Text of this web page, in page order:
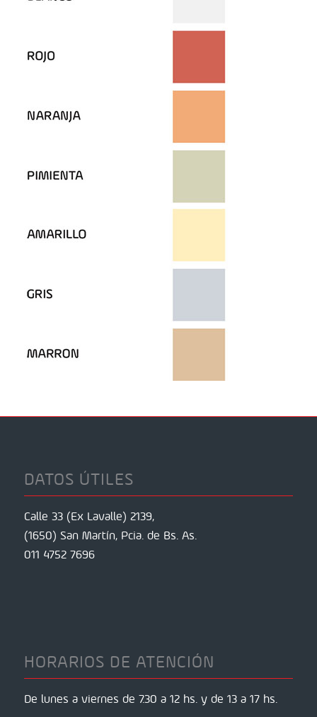
DATOS ÚTILES
Calle 33 (Ex Lavalle) 2139,
(1650) San Martín, Pcia. de Bs. As.
011 4752 7696
HORARIOS DE ATENCIÓN
De lunes a viernes de 7.30 a 12 hs. y de 13 a 17 hs.